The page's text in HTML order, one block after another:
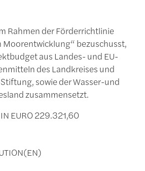
Rahmen der Förderrichtlinie
Moorentwicklung“ bezuschusst,
aus Landes- und EU-
des Landkreises und
sowie der Wasser-und
zusammensetzt.
EURO229.321,60